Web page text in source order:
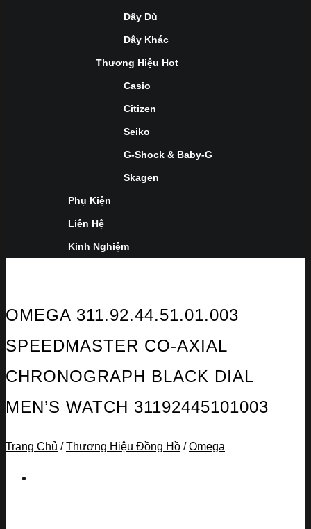
Dây Dù
Dây Khác
Thương Hiệu Hot
Casio
Citizen
Seiko
G-Shock & Baby-G
Skagen
Phụ Kiện
Liên Hệ
Kinh Nghiệm
OMEGA 311.92.44.51.01.003
SPEEDMASTER CO-AXIAL
CHRONOGRAPH BLACK DIAL
MEN’S WATCH 31192445101003
Trang Chủ / Thương Hiệu Đồng Hồ / Omega